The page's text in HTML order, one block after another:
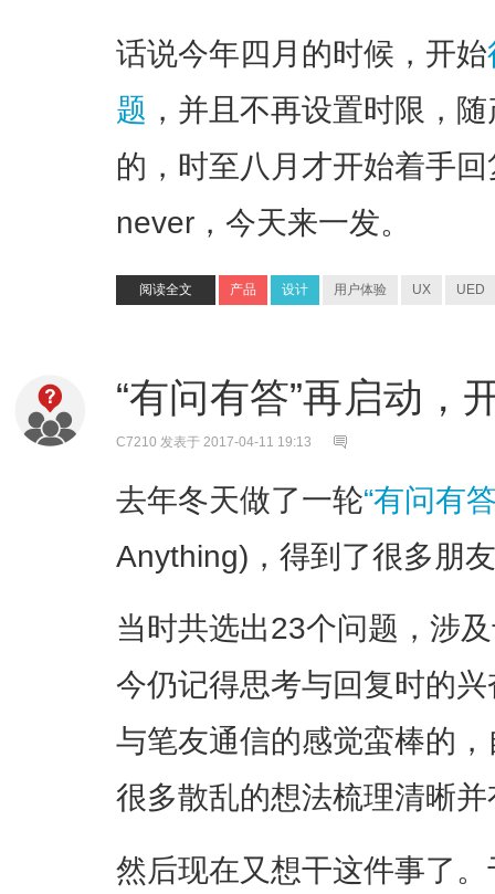
话说今年四月的时候，开始
题 ，并且不再设置时限，
的，时至八月才开始着手
never，今天来一发。
阅读全文 产品 设计 用户体验 UX UED
“有问有答”再启动，
C7210 发表于 2017-04-11 19:13
去年冬天做了一轮“有问有
Anything)，得到了很多朋
当时共选出23个问题，涉
今仍记得思考与回复时的
与笔友通信的感觉蛮棒的
很多散乱的想法梳理清晰
然后现在又想干这件事了